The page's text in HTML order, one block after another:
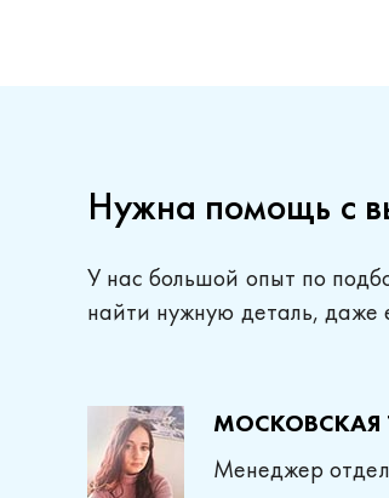
Нужна помощь с
У нас большой опыт по
найти нужную деталь, даже
МОСКОВСКАЯ
Менеджер